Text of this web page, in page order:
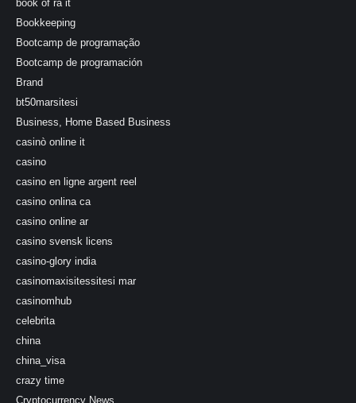
book of ra it
Bookkeeping
Bootcamp de programação
Bootcamp de programación
Brand
bt50marsitesi
Business, Home Based Business
casinò online it
casino
casino en ligne argent reel
casino onlina ca
casino online ar
casino svensk licens
casino-glory india
casinomaxisitessitesi mar
casinomhub
celebrita
china
china_visa
crazy time
Cryptocurrency News